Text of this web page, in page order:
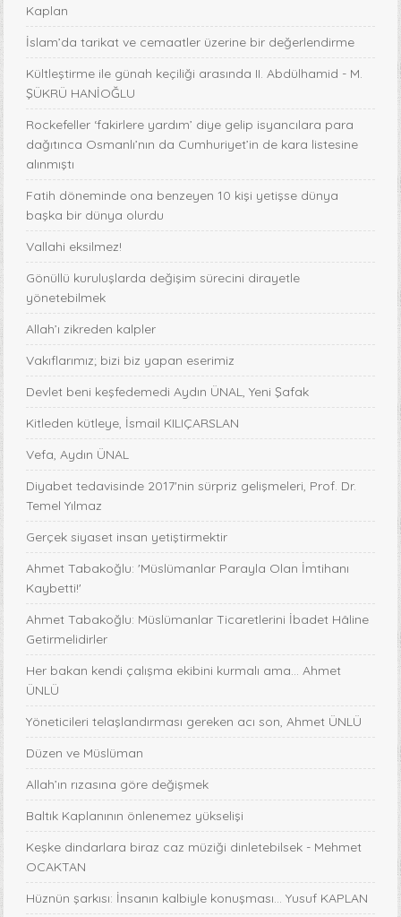
Kaplan
İslam’da tarikat ve cemaatler üzerine bir değerlendirme
Kültleştirme ile günah keçiliği arasında II. Abdülhamid - M.
ŞÜKRÜ HANİOĞLU
Rockefeller ‘fakirlere yardım’ diye gelip isyancılara para
dağıtınca Osmanlı’nın da Cumhuriyet’in de kara listesine
alınmıştı
Fatih döneminde ona benzeyen 10 kişi yetişse dünya
başka bir dünya olurdu
Vallahi eksilmez!
Gönüllü kuruluşlarda değişim sürecini dirayetle
yönetebilmek
Allah’ı zikreden kalpler
Vakıflarımız; bizi biz yapan eserimiz
Devlet beni keşfedemedi Aydın ÜNAL, Yeni Şafak
Kitleden kütleye, İsmail KILIÇARSLAN
Vefa, Aydın ÜNAL
Diyabet tedavisinde 2017'nin sürpriz gelişmeleri, Prof. Dr.
Temel Yılmaz
Gerçek siyaset insan yetiştirmektir
Ahmet Tabakoğlu: 'Müslümanlar Parayla Olan İmtihanı
Kaybetti!'
Ahmet Tabakoğlu: Müslümanlar Ticaretlerini İbadet Hâline
Getirmelidirler
Her bakan kendi çalışma ekibini kurmalı ama… Ahmet
ÜNLÜ
Yöneticileri telaşlandırması gereken acı son, Ahmet ÜNLÜ
Düzen ve Müslüman
Allah’ın rızasına göre değişmek
Baltık Kaplanının önlenemez yükselişi
Keşke dindarlara biraz caz müziği dinletebilsek - Mehmet
OCAKTAN
Hüznün şarkısı: İnsanın kalbiyle konuşması... Yusuf KAPLAN